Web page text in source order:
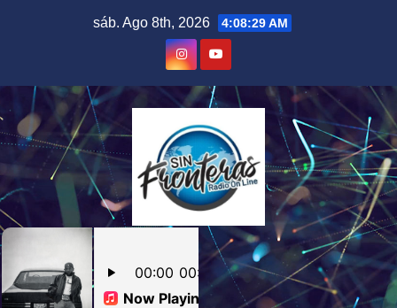
sáb. Ago 8th, 2026 4:08:29 AM